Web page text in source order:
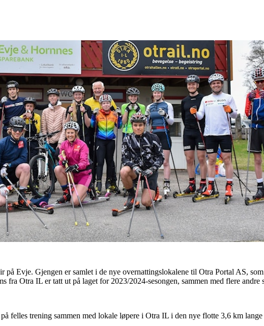
på Evje. Gjengen er samlet i de nye overnattingslokalene til Otra Portal AS,
fra Otra IL er tatt ut på laget for 2023/2024-sesongen, sammen med flere andre
felles trening sammen med lokale løpere i Otra IL i den nye flotte 3,6 km